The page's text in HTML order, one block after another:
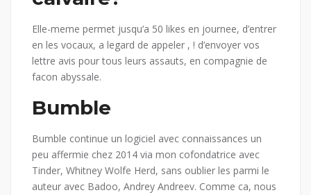
Elle-meme permet jusqu’a 50 likes en journee, d’entrer
en les vocaux, a legard de appeler , ! d’envoyer vos
lettre avis pour tous leurs assauts, en compagnie de
facon abyssale.
Bumble
Bumble continue un logiciel avec connaissances un
peu affermie chez 2014 via mon cofondatrice avec
Tinder, Whitney Wolfe Herd, sans oublier les parmi le
auteur avec Badoo, Andrey Andreev. Comme ca, nous